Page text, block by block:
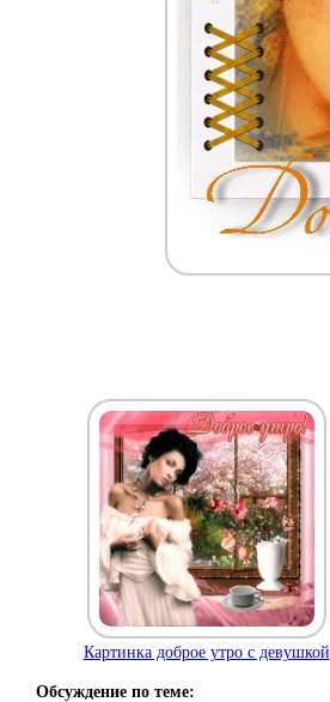
Картинка доброе утро с девушкой
Обсуждение по теме: